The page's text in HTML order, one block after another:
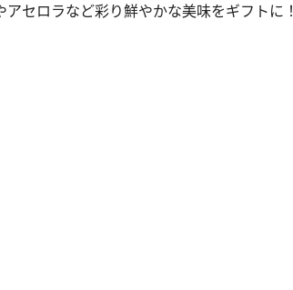
セロラなど彩り鮮やかな美味をギフトに！